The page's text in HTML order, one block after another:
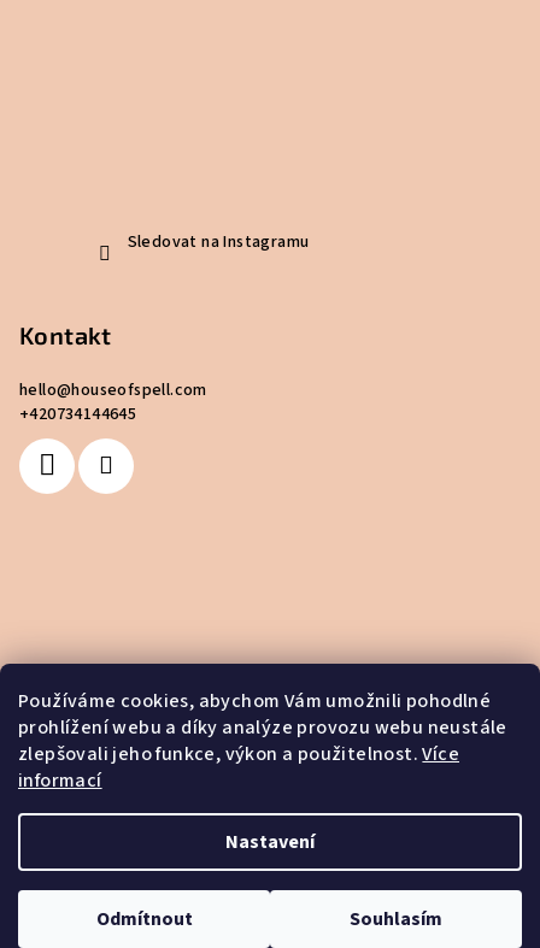
Používáme cookies, abychom Vám umožnili pohodlné
prohlížení webu a díky analýze provozu webu neustále
zlepšovali jeho funkce, výkon a použitelnost.Více
informací
Nastavení
Odmítnout Souhlasím
Sledovat na Instagramu
Kontakt
hello@houseofspell.com
+420734144645
House of Spell